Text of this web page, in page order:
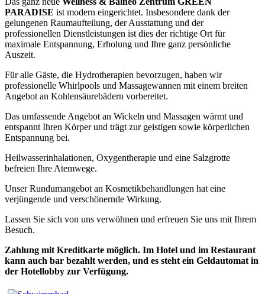
PARADISE ist modern eingerichtet. Insbesondere dank der
gelungenen Raumaufteilung, der Ausstattung und der
professionellen Dienstleistungen ist dies der richtige Ort für
maximale Entspannung, Erholung und Ihre ganz persönliche
Auszeit.
Für alle Gäste, die Hydrotherapien bevorzugen, haben wir
professionelle Whirlpools und Massagewannen mit einem breiten
Angebot an Kohlensäurebädern vorbereitet.
Das umfassende Angebot an Wickeln und Massagen wärmt und
entspannt Ihren Körper und trägt zur geistigen sowie körperlichen
Entspannung bei.
Heilwasserinhalationen, Oxygentherapie und eine Salzgrotte
befreien Ihre Atemwege.
Unser Rundumangebot an Kosmetikbehandlungen hat eine
verjüngende und verschönernde Wirkung.
Lassen Sie sich von uns verwöhnen und erfreuen Sie uns mit Ihrem
Besuch.
Zahlung mit Kreditkarte möglich. Im Hotel und im Restaurant
kann auch bar bezahlt werden, und es steht ein Geldautomat in
der Hotellobby zur Verfügung.